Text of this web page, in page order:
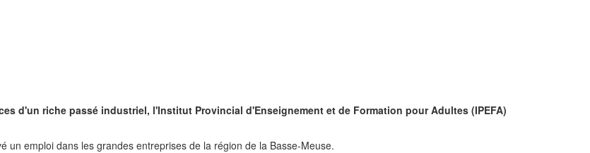
d'un riche passé industriel, l'Institut Provincial d'Enseignement et de Formation pour Adultes (IPEFA)
un emploi dans les grandes entreprises de la région de la Basse-Meuse.